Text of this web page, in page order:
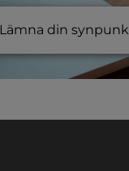
Lämna din